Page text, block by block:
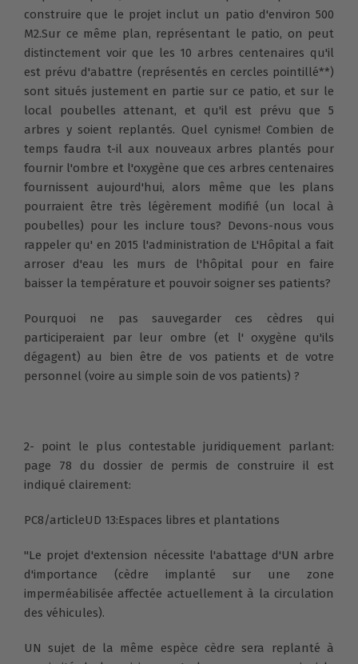
construire que le projet inclut un patio d'environ 500
M2.Sur ce même plan, représentant le patio, on peut
distinctement voir que les 10 arbres centenaires qu'il
est prévu d'abattre (représentés en cercles pointillé**)
sont situés justement en partie sur ce patio, et sur le
local poubelles attenant, et qu'il est prévu que 5
arbres y soient replantés. Quel cynisme! Combien de
temps faudra t-il aux nouveaux arbres plantés pour
fournir l'ombre et l'oxygène que ces arbres centenaires
fournissent aujourd'hui, alors même que les plans
pourraient être très légèrement modifié (un local à
poubelles) pour les inclure tous? Devons-nous vous
rappeler qu' en 2015 l'administration de L'Hôpital a fait
arroser d'eau les murs de l'hôpital pour en faire
baisser la température et pouvoir soigner ses patients?
Pourquoi ne pas sauvegarder ces cèdres qui
participeraient par leur ombre (et l' oxygène qu'ils
dégagent) au bien être de vos patients et de votre
personnel (voire au simple soin de vos patients) ?
2- point le plus contestable juridiquement parlant:
page 78 du dossier de permis de construire il est
indiqué clairement:
PC8/articleUD 13:Espaces libres et plantations
"Le projet d'extension nécessite l'abattage d'UN arbre
d'importance (cèdre implanté sur une zone
imperméabilisée affectée actuellement à la circulation
des véhicules).
UN sujet de la même espèce cèdre sera replanté à